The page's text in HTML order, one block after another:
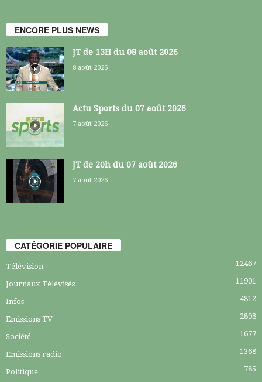
ENCORE PLUS NEWS
JT de 13H du 08 août 2026
8 août 2026
Actu Sports du 07 août 2026
7 août 2026
JT de 20h du 07 août 2026
7 août 2026
CATÉGORIE POPULAIRE
Télévision 12467
Journaux Télévisés 11901
Infos 4812
Emissions TV 2898
Société 1677
Emissions radio 1368
Politique 785